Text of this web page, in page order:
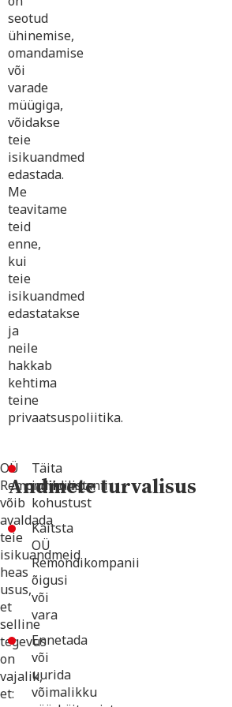
seotud
ühinemise,
omandamise
või
varade
müügiga,
võidakse
teie
isikuandmed
edastada.
Me
teavitame
teid
enne,
kui
teie
isikuandmed
edastatakse
ja
neile
hakkab
kehtima
teine
privaatsuspoliitika.
OÜ
Remondikompanii
võib
avaldada
teie
isikuandmeid
heas
usus,
et
selline
tegevus
on
vajalik,
et:
Täita
juriidilist
kohustust
Kaitsta
OÜ
Remondikompanii
õigusi
või
vara
Ennetada
või
uurida
võimalikku
Andmete turvalisus